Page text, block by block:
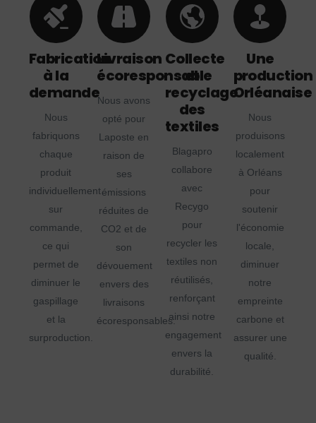
Fabrication
à la
demande
Nous
fabriquons
chaque
produit
individuellement
sur
commande,
ce qui
permet de
diminuer le
gaspillage
et la
surproduction.
Livraison
écoresponsable
Nous avons
opté pour
Laposte en
raison de
ses
émissions
réduites de
CO2 et de
son
dévouement
envers des
livraisons
écoresponsables.
Collecte
et
recyclage
des
textiles
Blagapro
collabore
avec
Recygo
pour
recycler les
textiles non
réutilisés,
renforçant
ainsi notre
engagement
envers la
durabilité.
Une
production
Orléanaise
Nous
produisons
localement
à Orléans
pour
soutenir
l'économie
locale,
diminuer
notre
empreinte
carbone et
assurer une
qualité.